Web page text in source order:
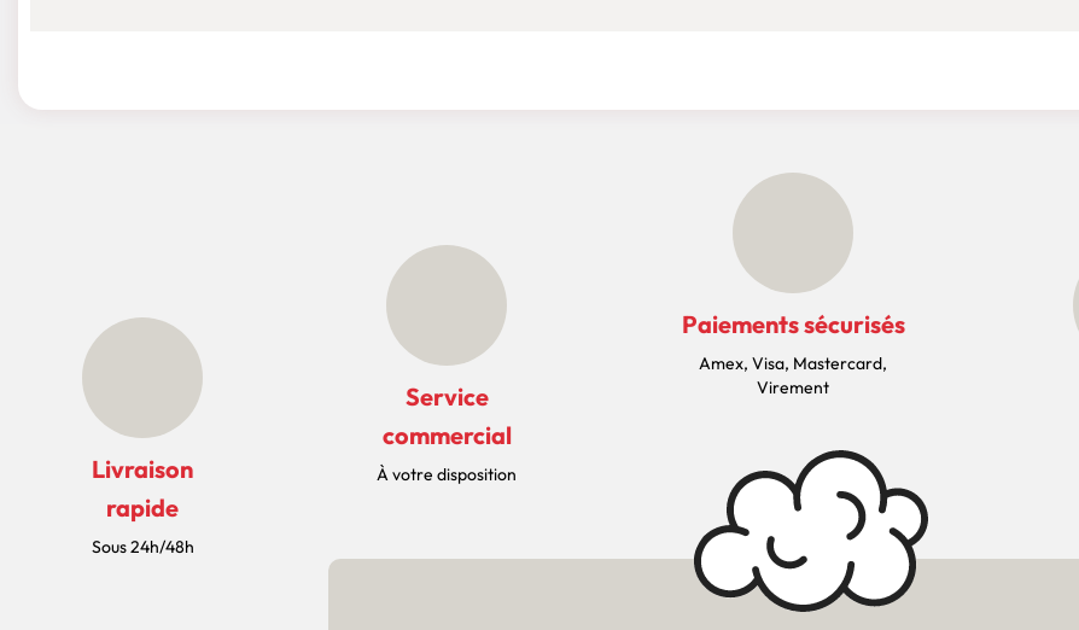
Livraison
rapide
Sous 24h/48h
Service
commercial
À votre disposition
Paiements sécurisés
Amex, Visa, Mastercard,
Virement